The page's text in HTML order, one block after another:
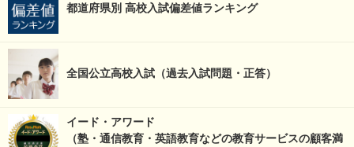
都道府県別 高校入試偏差値ランキング
全国公立高校入試（過去入試問題・正答）
イード・アワード
（塾・通信教育・英語教育などの教育サービスの顧客満